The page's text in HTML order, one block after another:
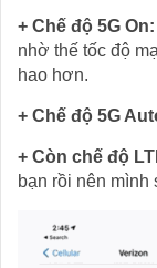
+ Chế độ 5G On:
nhờ thế tốc độ
hao hơn.
+ Chế độ 5G
+ Còn chế độ
bạn rồi nên mình